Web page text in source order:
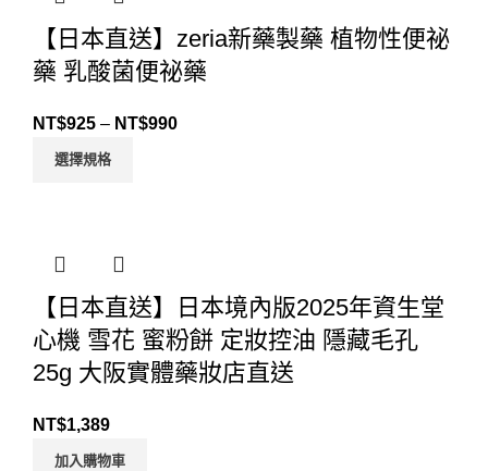
【日本直送】zeria新藥製藥 植物性便祕
藥 乳酸菌便祕藥
NT$925 – NT$990
選擇規格
【日本直送】日本境內版2025年資生堂
心機 雪花 蜜粉餅 定妝控油 隱藏毛孔
25g 大阪實體藥妝店直送
NT$1,389
加入購物車